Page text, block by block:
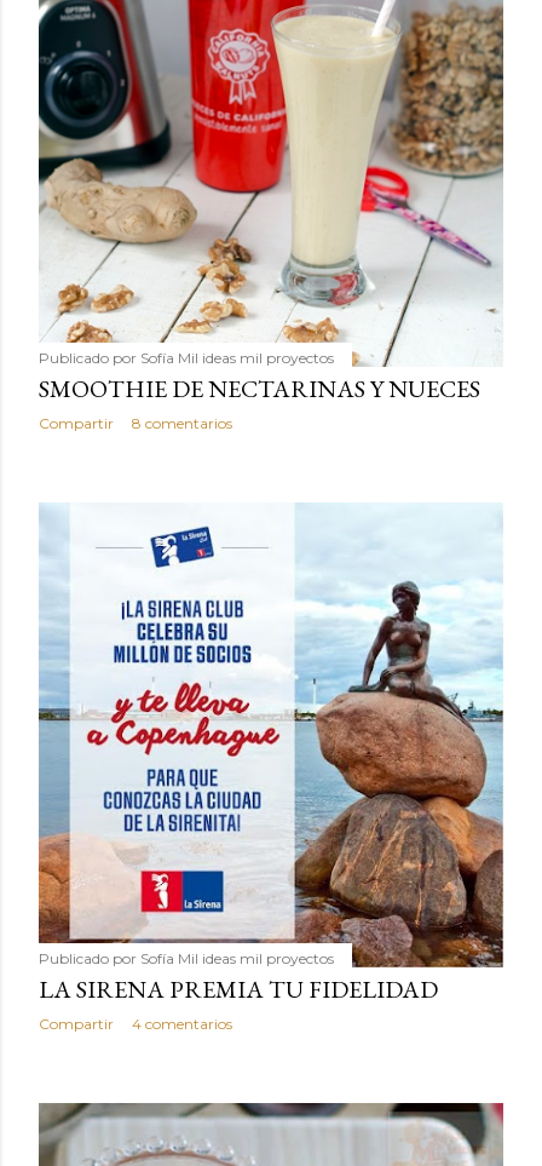
Publicado por Sofía Mil ideas mil proyectos
SMOOTHIE DE NECTARINAS Y NUECES
Compartir 8 comentarios
Publicado por Sofía Mil ideas mil proyectos
LA SIRENA PREMIA TU FIDELIDAD
Compartir 4 comentarios